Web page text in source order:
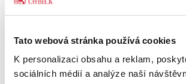
Tato webová stránka používá cookies
K personalizaci obsahu a reklam,
sociálních médií a analýze naší
Josef Bártů
390,00 Kč
Publikace pojednává o
povinnosti nahradit újmu